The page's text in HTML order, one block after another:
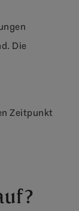
Die
Zeitpunkt